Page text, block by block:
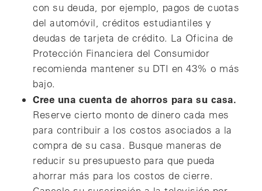
con su deuda, por ejemplo, pagos de cuotas
del automóvil, créditos estudiantiles y
deudas de tarjeta de crédito. La Oficina de
Protección Financiera del Consumidor
recomienda mantener su DTI en 43% o más
bajo.
Cree una cuenta de ahorros para su casa.
Reserve cierto monto de dinero cada mes
para contribuir a los costos asociados a la
compra de su casa. Busque maneras de
reducir su presupuesto para que pueda
ahorrar más para los costos de cierre.